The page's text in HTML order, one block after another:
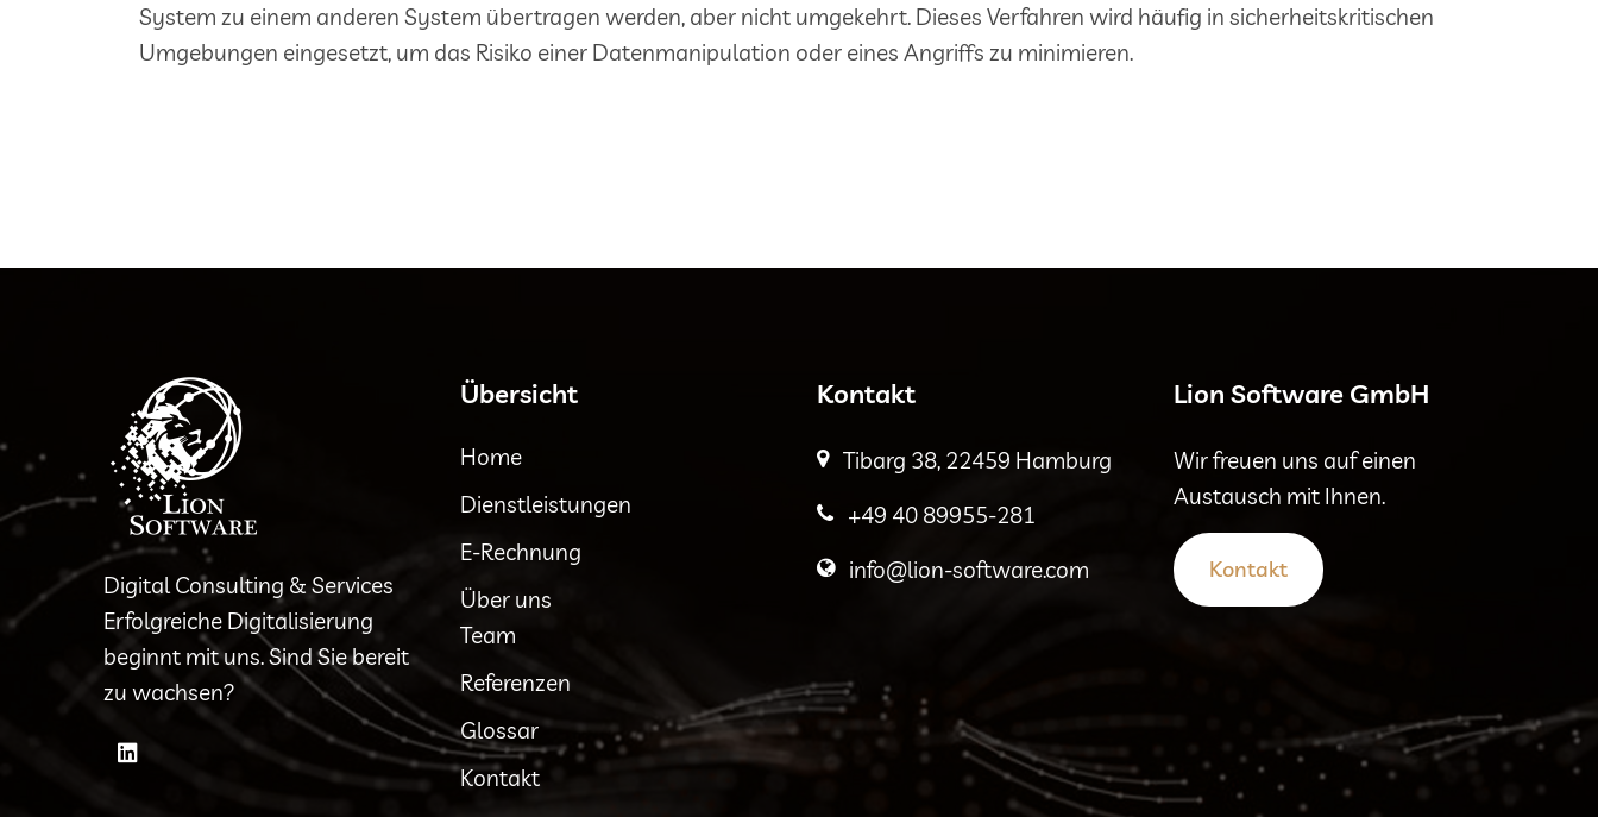
System zu einem anderen System übertragen werden, aber nicht umgekehrt. Dieses Verfahren wird häufig in sicherheitskritischen
Umgebungen eingesetzt, um das Risiko einer Datenmanipulation oder eines Angriffs zu minimieren.
Digital Consulting & Services
Erfolgreiche Digitalisierung
beginnt mit uns. Sind Sie bereit
zu wachsen?
Übersicht
Home
Dienstleistungen
E-Rechnung
Über uns
Team
Referenzen
Glossar
Kontakt
Kontakt
Tibarg 38, 22459 Hamburg
+49 40 89955-281
info@lion-software.com
Lion Software GmbH
Wir freuen uns auf einen
Austausch mit Ihnen.
Kontakt